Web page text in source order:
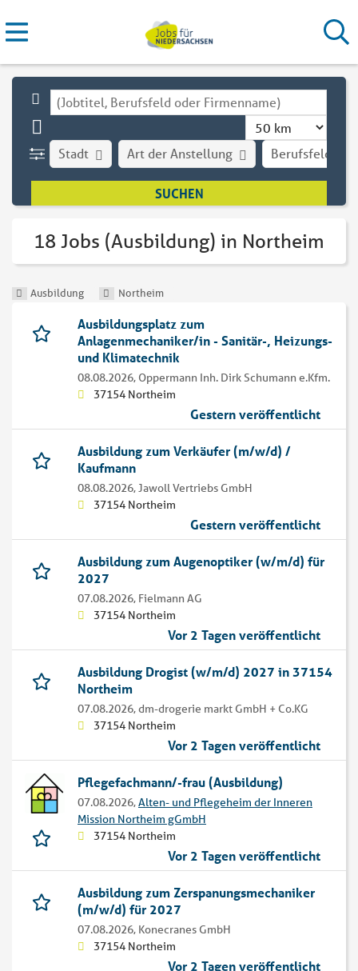
Stadt Art der Anstellung Berufsfeld
18 Jobs (Ausbildung) in Northeim
Ausbildung Northeim
Ausbildungsplatz zum
Anlagenmechaniker/in - Sanitär-, Heizungs-
und Klimatechnik
08.08.2026, Oppermann Inh. Dirk Schumann e.Kfm.
37154 Northeim
Gestern veröffentlicht
Ausbildung zum Verkäufer (m/w/d) /
Kaufmann
08.08.2026,Jawoll Vertriebs GmbH
37154 Northeim
Gestern veröffentlicht
Ausbildung zum Augenoptiker (w/m/d) für
2027
07.08.2026, Fielmann AG
37154 Northeim
Vor 2 Tagen veröffentlicht
Ausbildung Drogist (w/m/d) 2027 in 37154
Northeim
07.08.2026,dm-drogerie markt GmbH + Co.KG
37154 Northeim
Vor 2 Tagen veröffentlicht
Pflegefachmann/-frau (Ausbildung)
07.08.2026,Alten- und Pflegeheim der Inneren
Mission Northeim gGmbH
37154 Northeim
Vor 2 Tagen veröffentlicht
Ausbildung zum Zerspanungsmechaniker
(m/w/d) für 2027
07.08.2026, Konecranes GmbH
37154 Northeim
Vor 2 Tagen veröffentlicht